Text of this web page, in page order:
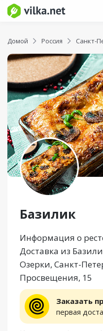
Домой Россия Санкт-
Базилик
Информация о
Доставка из
Озерки, Санкт-
Просвещения, 15
Заказать
первая